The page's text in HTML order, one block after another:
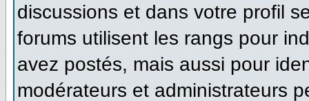
discussions et dans votre profil
forums utilisent les rangs pour
avez postés, mais aussi pour
modérateurs et administrateurs